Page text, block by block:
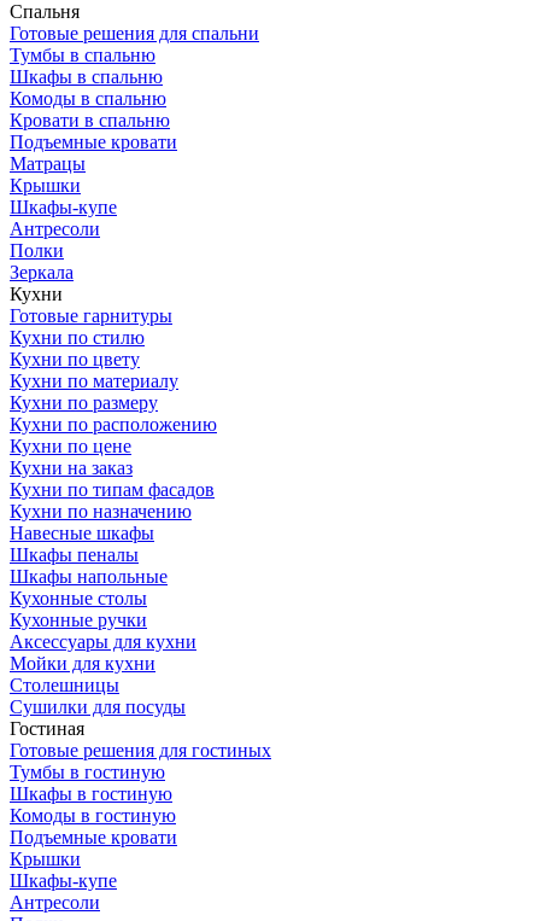
Спальня
Готовые решения для спальни
Тумбы в спальню
Шкафы в спальню
Комоды в спальню
Кровати в спальню
Подъемные кровати
Матрацы
Крышки
Шкафы-купе
Антресоли
Полки
Зеркала
Кухни
Готовые гарнитуры
Кухни по стилю
Кухни по цвету
Кухни по материалу
Кухни по размеру
Кухни по расположению
Кухни по цене
Кухни на заказ
Кухни по типам фасадов
Кухни по назначению
Навесные шкафы
Шкафы пеналы
Шкафы напольные
Кухонные столы
Кухонные ручки
Аксессуары для кухни
Мойки для кухни
Столешницы
Сушилки для посуды
Гостиная
Готовые решения для гостиных
Тумбы в гостиную
Шкафы в гостиную
Комоды в гостиную
Подъемные кровати
Крышки
Шкафы-купе
Антресоли